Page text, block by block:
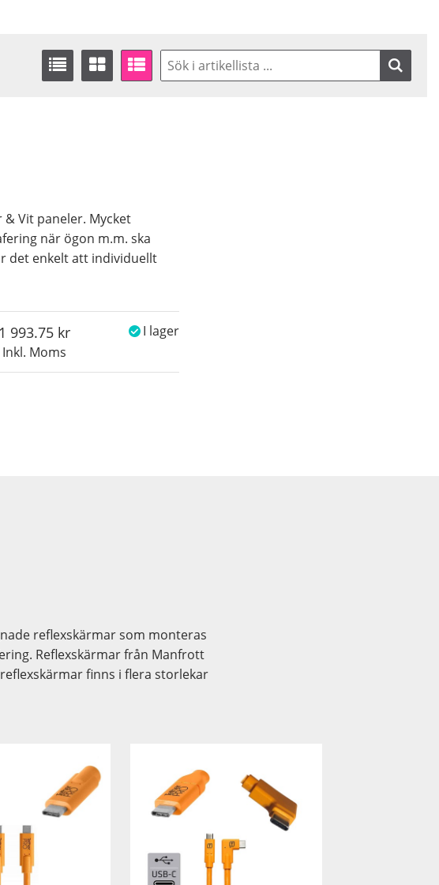
Vit paneler. Mycket
när ögon m.m. ska
det enkelt att individuellt
Inkl. Moms
1 993.75 I lager
reflexskärmar som monteras
Reflexskärmar från Manfrott
finns i flera storlekar